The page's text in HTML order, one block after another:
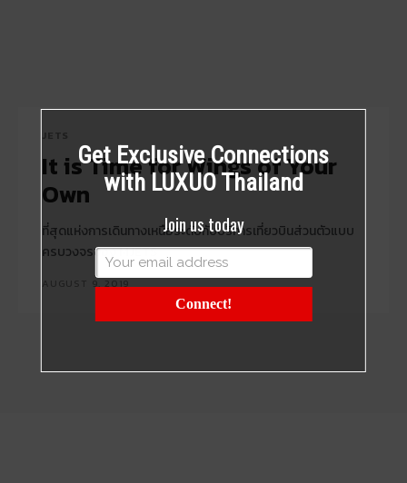
It is Time for Wings of Your
Own
ที่สุดแห่งการเดินทางเหนือระดับกับบริการเที่ยวบินส่วนตัวแบบ
ครบวงจรของ MJETS
AUGUST 9, 2019
Get Exclusive Connections
with LUXUO Thailand
Join us today
Connect!